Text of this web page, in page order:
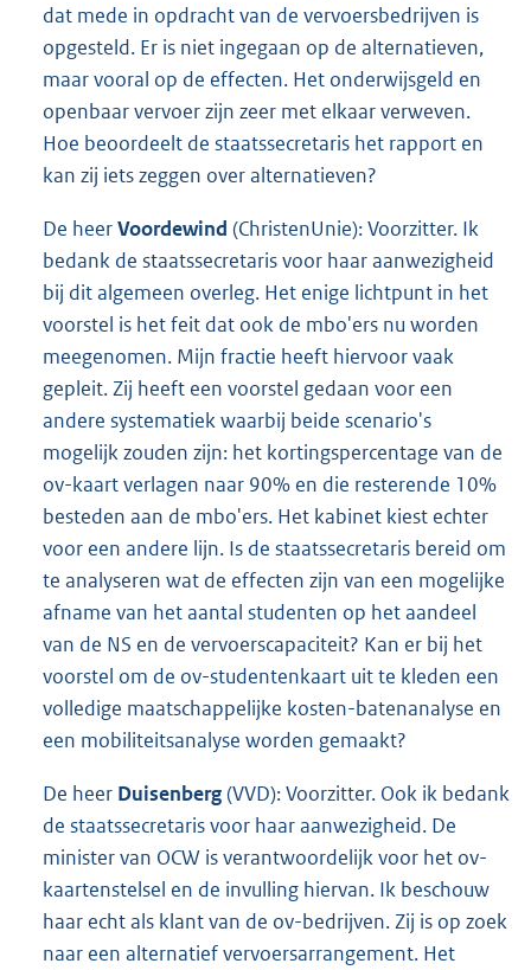
dat mede in opdracht van de vervoersbedrijven is
opgesteld. Er is niet ingegaan op de alternatieven,
maar vooral op de effecten. Het onderwijsgeld en
openbaar vervoer zijn zeer met elkaar verweven.
Hoe beoordeelt de staatssecretaris het rapport en
kan zij iets zeggen over alternatieven?
De heerVoordewind (ChristenUnie): Voorzitter. Ik
bedank de staatssecretaris voor haar aanwezigheid
bij dit algemeen overleg. Het enige lichtpunt in het
voorstel is het feit dat ook de mbo'ers nu worden
meegenomen. Mijn fractie heeft hiervoor vaak
gepleit. Zij heeft een voorstel gedaan voor een
andere systematiek waarbij beide scenario's
mogelijk zouden zijn: het kortingspercentage van de
ov-kaart verlagen naar 90% en die resterende 10%
besteden aan de mbo'ers. Het kabinet kiest echter
voor een andere lijn. Is de staatssecretaris bereid om
te analyseren wat de effecten zijn van een mogelijke
afname van het aantal studenten op het aandeel
van de NS en de vervoerscapaciteit? Kan er bij het
voorstel om de ov-studentenkaart uit te kleden een
volledige maatschappelijke kosten-batenanalyse en
een mobiliteitsanalyse worden gemaakt?
De heer Duisenberg(VVD): Voorzitter. Ook ik bedank
de staatssecretaris voor haar aanwezigheid. De
minister van OCW is verantwoordelijk voor het ov-
kaartenstelsel en de invulling hiervan. Ik beschouw
haar echt als klant van de ov-bedrijven. Zij is op zoek
naar een alternatief vervoersarrangement. Het